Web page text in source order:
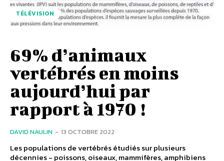
TÉLÉVISION
69% d’animaux
vertébrés en moins
aujourd’hui par
rapport à 1970 !
DAVID NAULIN - 13 OCTOBRE 2022
Les populations de vertébrés étudiés sur plusieurs
décennies - poissons, oiseaux, mammifères, amphibiens